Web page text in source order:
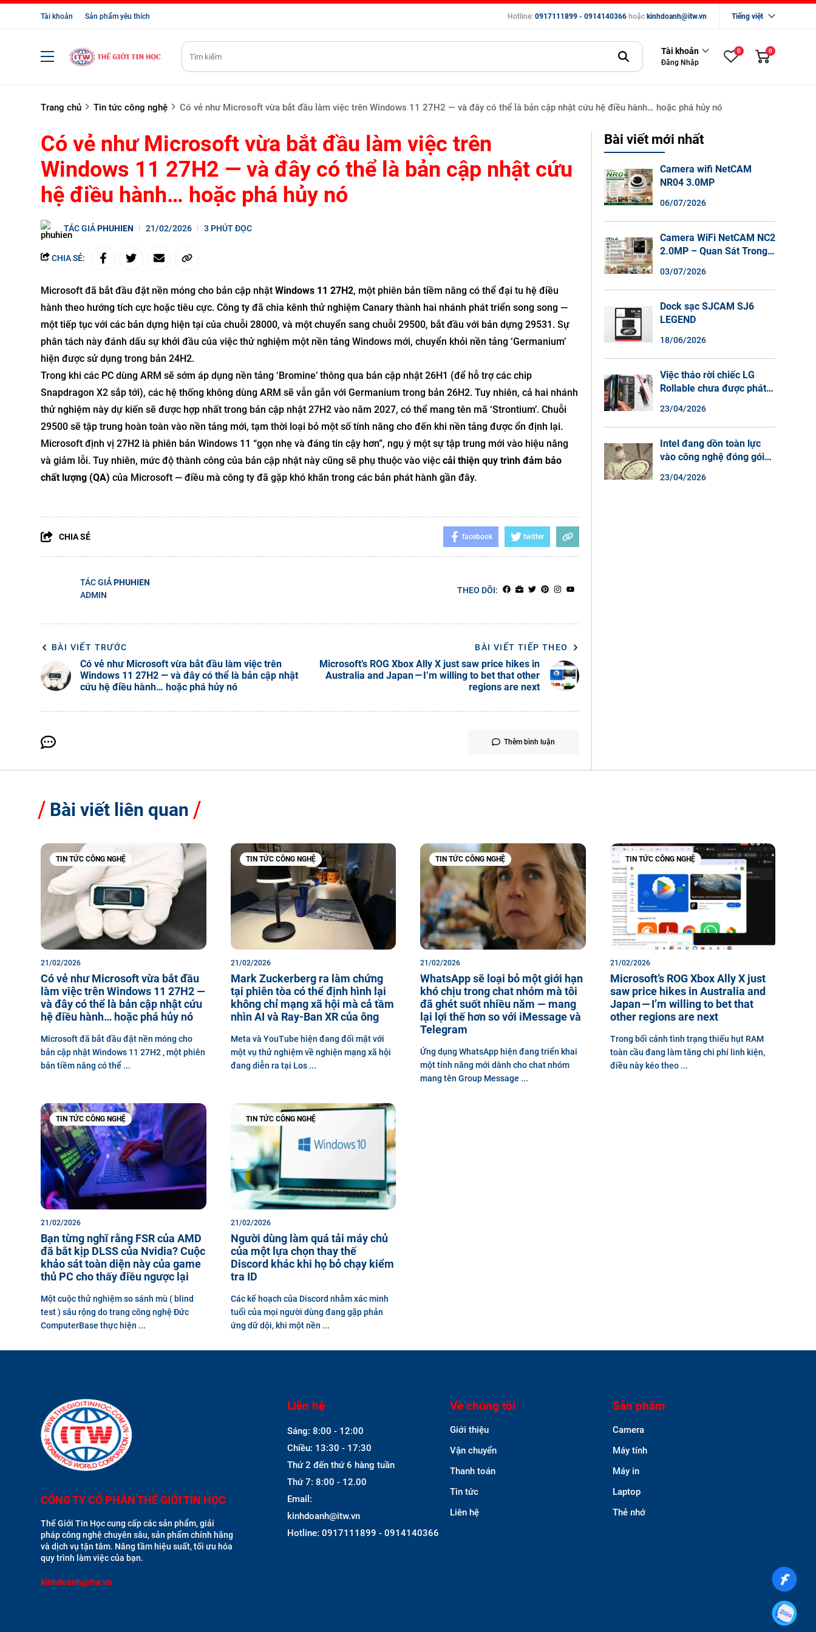
Tài khoản Sản phẩm yêu thích Hotline: 0917111899 - 0914140366 hoặc kinhdoanh@itw.vn Tiếng việt
Tài khoản
Đăng Nhập
0 0
Trang chủ Tin tức công nghệ Có vẻ như Microsoft vừa bắt đầu làm việc trên Windows 11 27H2 — và đây có thể là bản cập nhật cứu hệ điều hành… hoặc phá hủy nó
Có vẻ như Microsoft vừa bắt đầu làm việc trên
Windows 11 27H2 — và đây có thể là bản cập nhật cứu
hệ điều hành… hoặc phá hủy nó
TÁC GIẢPHUHIEN 21/02/2026 3 PHÚT ĐỌC
CHIA SẺ:
Microsoft đã bắt đầu đặt nền móng cho bản cập nhật Windows 11 27H2, một phiên bản tiềm năng có thể đại tu hệ điều
hành theo hướng tích cực hoặc tiêu cực. Công ty đã chia kênh thử nghiệm Canary thành hai nhánh phát triển song song —
một tiếp tục với các bản dựng hiện tại của chuỗi 28000, và một chuyển sang chuỗi 29500, bắt đầu với bản dựng 29531. Sự
phân tách này đánh dấu sự khởi đầu của việc thử nghiệm một nền tảng Windows mới, chuyển khỏi nền tảng ‘Germanium’
hiện được sử dụng trong bản 24H2.
Trong khi các PC dùng ARM sẽ sớm áp dụng nền tảng ‘Bromine’ thông qua bản cập nhật 26H1 (để hỗ trợ các chip
Snapdragon X2 sắp tới), các hệ thống không dùng ARM sẽ vẫn gắn với Germanium trong bản 26H2. Tuy nhiên, cả hai nhánh
thử nghiệm này dự kiến sẽ được hợp nhất trong bản cập nhật 27H2 vào năm 2027, có thể mang tên mã ‘Strontium’. Chuỗi
29500 sẽ tập trung hoàn toàn vào nền tảng mới, tạm thời loại bỏ một số tính năng cho đến khi nền tảng được ổn định lại.
Microsoft định vị 27H2 là phiên bản Windows 11 “gọn nhẹ và đáng tin cậy hơn”, ngụ ý một sự tập trung mới vào hiệu năng
và giảm lỗi. Tuy nhiên, mức độ thành công của bản cập nhật này cũng sẽ phụ thuộc vào việc cải thiện quy trình đảm bảo
chất lượng (QA) của Microsoft — điều mà công ty đã gặp khó khăn trong các bản phát hành gần đây.
CHIA SẺ facebook twitter
TÁC GIẢPHUHIEN
ADMIN
THEO DÕI:
BÀI VIẾT TRƯỚC
Có vẻ như Microsoft vừa bắt đầu làm việc trên
Windows 11 27H2 — và đây có thể là bản cập nhật
cứu hệ điều hành… hoặc phá hủy nó
BÀI VIẾT TIẾP THEO
Microsoft’s ROG Xbox Ally X just saw price hikes in
Australia and Japan — I’m willing to bet that other
regions are next
Thêm bình luận
Bài viết mới nhất
Camera wifi NetCAM
NR04 3.0MP
06/07/2026
Camera WiFi NetCAM NC2
2.0MP – Quan Sát Trong
Màu Ban Đêm, Đàm Thoại
2 Chiều
03/07/2026
Dock sạc SJCAM SJ6
LEGEND
18/06/2026
Việc tháo rời chiếc LG
Rollable chưa được phát
sao điện thoại màn hình
cuộn không phải là một xu
hướng.
23/04/2026
Intel đang dồn toàn lực
vào công nghệ đóng gói
23/04/2026
Bài viết liên quan
TIN TỨC CÔNG NGHỆ
21/02/2026
Có vẻ như Microsoft vừa bắt đầu
làm việc trên Windows 11 27H2 —
và đây có thể là bản cập nhật cứu
hệ điều hành… hoặc phá hủy nó
Microsoft đã bắt đầu đặt nền móng cho
bản cập nhật Windows 11 27H2 , một phiên
bản tiềm năng có thể ...
TIN TỨC CÔNG NGHỆ
21/02/2026
Mark Zuckerberg ra làm chứng
tại phiên tòa có thể định hình lại
không chỉ mạng xã hội mà cả tầm
nhìn AI và Ray-Ban XR của ông
Meta và YouTube hiện đang đối mặt với
một vụ thử nghiệm về nghiện mạng xã hội
đang diễn ra tại Los ...
TIN TỨC CÔNG NGHỆ
21/02/2026
WhatsApp sẽ loại bỏ một giới hạn
khó chịu trong chat nhóm mà tôi
đã ghét suốt nhiều năm — mang
lại lợi thế hơn so với iMessage và
Telegram
Ứng dụng WhatsApp hiện đang triển khai
một tính năng mới dành cho chat nhóm
mang tên Group Message ...
TIN TỨC CÔNG NGHỆ
21/02/2026
Microsoft’s ROG Xbox Ally X just
saw price hikes in Australia and
Japan — I’m willing to bet that
other regions are next
Trong bối cảnh tình trạng thiếu hụt RAM
toàn cầu đang làm tăng chi phí linh kiện,
điều này kéo theo ...
TIN TỨC CÔNG NGHỆ
21/02/2026
Bạn từng nghĩ rằng FSR của AMD
đã bắt kịp DLSS của Nvidia? Cuộc
khảo sát toàn diện này của game
thủ PC cho thấy điều ngược lại
Một cuộc thử nghiệm so sánh mù ( blind
test ) sâu rộng do trang công nghệ Đức
ComputerBase thực hiện ...
TIN TỨC CÔNG NGHỆ
21/02/2026
Người dùng làm quá tải máy chủ
của một lựa chọn thay thế
Discord khác khi họ bỏ chạy kiểm
tra ID
Các kế hoạch của Discord nhằm xác minh
tuổi của mọi người dùng đang gặp phản
ứng dữ dội, khi một nền ...
CÔNG TY CỔ PHẦN THẾ GIỚI TIN HỌC
Thế Giới Tin Học cung cấp các sản phẩm, giải
pháp công nghệ chuyên sâu, sản phẩm chính hãng
và dịch vụ tận tâm. Nâng tầm hiệu suất, tối ưu hóa
quy trình làm việc của bạn.
kinhdoanh@itw.vn
Liên hệ
Sáng: 8:00 - 12:00
Chiều: 13:30 - 17:30
Thứ 2 đến thứ 6 hàng tuần
Thứ 7: 8:00 - 12.00
Email:
kinhdoanh@itw.vn
Hotline: 0917111899 - 0914140366
Về chúng tôi
Giới thiệu
Vận chuyển
Thanh toán
Tin tức
Liên hệ
Sản phẩm
Camera
Máy tính
Máy in
Laptop
Thẻ nhớ